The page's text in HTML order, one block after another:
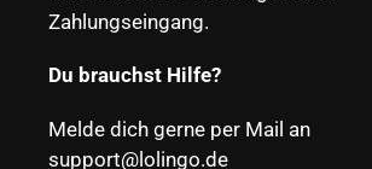
Zahlungseingang.
Du brauchst Hilfe?
Melde dich gerne per Mail an
support@lolingo.de